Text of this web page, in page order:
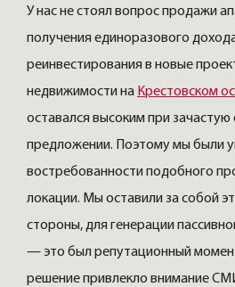
У нас не стоял вопрос продажи
получения единоразового
реинвестирования в новые
недвижимости на Крестовском
оставался высоким при
предложении. Поэтому мы были
востребованности подобного
локации. Мы оставили за собой
стороны, для генерации
— это был репутационный
решение привлекло внимание